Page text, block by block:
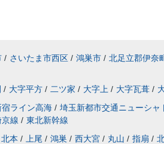
/ さいたま市西区 / 鴻巣市 / 北足立郡伊奈
/ 大字平方 / 二ツ家 / 大字上 / 大字瓦葺 /
ライン高海 / 埼玉新都市交通ニューシャ
京線 / 東北新幹線
北本 / 上尾 / 鴻巣 / 西大宮 / 丸山 / 指扇 /